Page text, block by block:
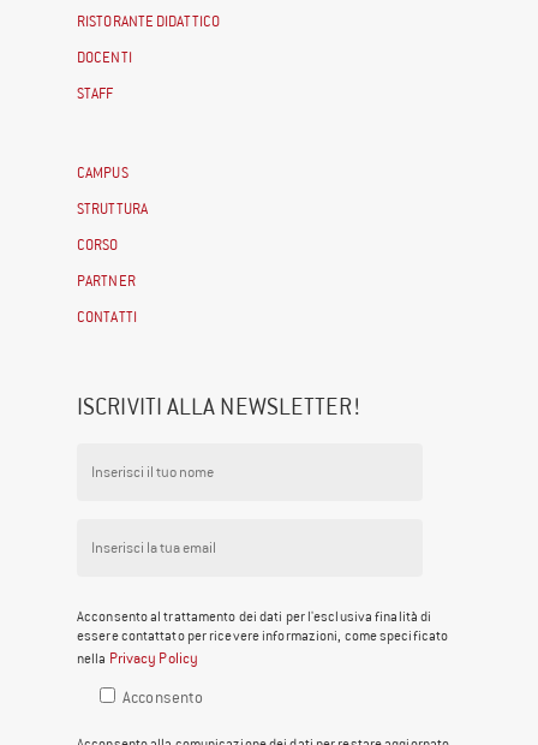
RISTORANTE DIDATTICO
DOCENTI
STAFF
CAMPUS
STRUTTURA
CORSO
PARTNER
CONTATTI
ISCRIVITI ALLA NEWSLETTER!
Acconsento al trattamento dei dati per l'esclusiva finalità di
essere contattato per ricevere informazioni, come specificato
nella Privacy Policy
Acconsento